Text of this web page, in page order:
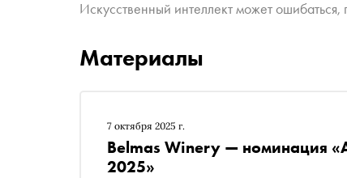
Искусственный интеллект может ошибаться,
Материалы
7 октября 2025 г.
Belmas Winery — номинация
2025»